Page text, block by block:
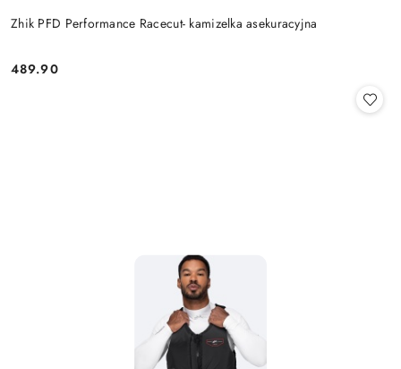
Zhik PFD Performance Racecut- kamizelka asekuracyjna
Cena:
489.90